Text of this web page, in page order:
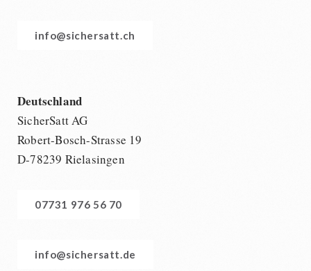
info@sichersatt.ch
Deutschland
SicherSatt AG
Robert-Bosch-Strasse 19
D-78239 Rielasingen
07731 976 56 70
info@sichersatt.de